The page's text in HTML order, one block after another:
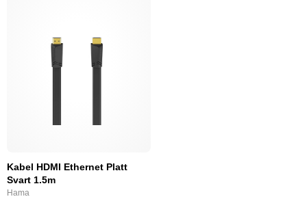
Kabel HDMI Ethernet Platt
Svart 1.5m
Hama